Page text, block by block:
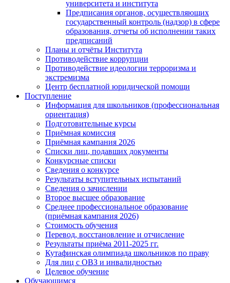
университета и института
Предписания органов, осуществляющих
государственный контроль (надзор) в сфере
образования, отчеты об исполнении таких
предписаний
Планы и отчёты Института
Противодействие коррупции
Противодействие идеологии терроризма и
экстремизма
Центр бесплатной юридической помощи
Поступление
Информация для школьников (профессиональная
ориентация)
Подготовительные курсы
Приёмная комиссия
Приёмная кампания 2026
Списки лиц, подавших документы
Конкурсные списки
Сведения о конкурсе
Результаты вступительных испытаний
Сведения о зачислении
Второе высшее образование
Среднее профессиональное образование
(приёмная кампания 2026)
Стоимость обучения
Перевод, восстановление и отчисление
Результаты приёма 2011-2025 гг.
Кутафинская олимпиада школьников по праву
Для лиц с ОВЗ и инвалидностью
Целевое обучение
Обучающимся